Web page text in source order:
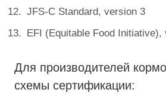
JFS-C Standard, version 3
EFI (Equitable Food Initiative),
Для производителей
схемы сертификации: